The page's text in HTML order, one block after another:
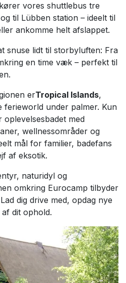
vores shuttlebus tre
til Lübben station – ideelt til
ankomme helt afslappet.
snuse lidt til storbyluften: Fra
en time væk – perfekt til
erTropical Islands,
ferieworld under palmer. Kun
med
wellnessområder og
mål for familier, badefans
af eksotik.
naturidyl og
omkring Eurocamp tilbyder
dig drive med, opdag nye
dit ophold.